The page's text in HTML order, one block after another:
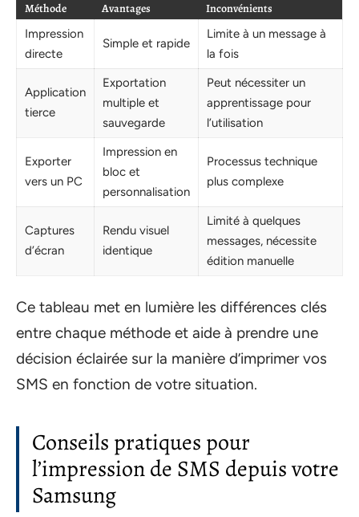
Méthode Avantages Inconvénients
Impression
directe
Simple et rapide
Limite à un message à
la fois
Application
tierce
Exportation
multiple et
sauvegarde
Peut nécessiter un
apprentissage pour
l’utilisation
Exporter
vers un PC
Impression en
bloc et
personnalisation
Processus technique
plus complexe
Captures
d’écran
Rendu visuel
identique
Limité à quelques
messages, nécessite
édition manuelle
Ce tableau met en lumière les différences clés
entre chaque méthode et aide à prendre une
décision éclairée sur la manière d’imprimer vos
SMS en fonction de votre situation.
Conseils pratiques pour
l’impression de SMS depuis votre
Samsung